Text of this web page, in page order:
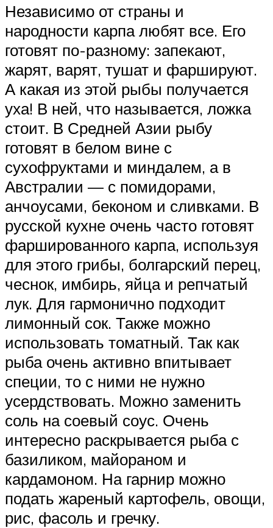
Независимо от страны и
народности карпа любят все. Его
готовят по-разному: запекают,
жарят, варят, тушат и фаршируют.
А какая из этой рыбы получается
уха! В ней, что называется, ложка
стоит. В Средней Азии рыбу
готовят в белом вине с
сухофруктами и миндалем, а в
Австралии — с помидорами,
анчоусами, беконом и сливками. В
русской кухне очень часто готовят
фаршированного карпа, используя
для этого грибы, болгарский перец,
чеснок, имбирь, яйца и репчатый
лук. Для гармонично подходит
лимонный сок. Также можно
использовать томатный. Так как
рыба очень активно впитывает
специи, то с ними не нужно
усердствовать. Можно заменить
соль на соевый соус. Очень
интересно раскрывается рыба с
базиликом, майораном и
кардамоном. На гарнир можно
подать жареный картофель, овощи,
рис, фасоль и гречку.